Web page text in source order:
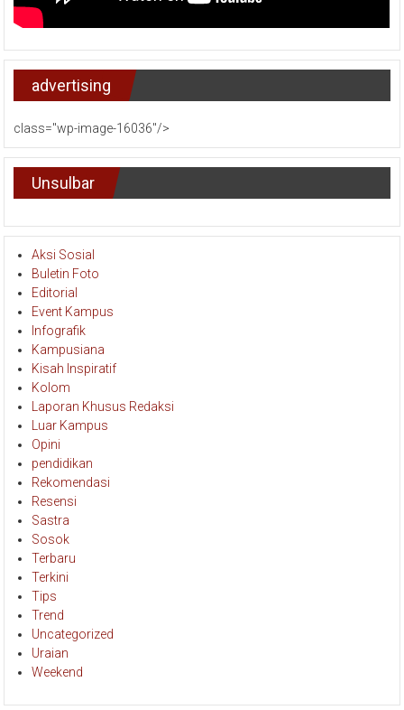
advertising
class="wp-image-16036"/>
Unsulbar
Aksi Sosial
Buletin Foto
Editorial
Event Kampus
Infografik
Kampusiana
Kisah Inspiratif
Kolom
Laporan Khusus Redaksi
Luar Kampus
Opini
pendidikan
Rekomendasi
Resensi
Sastra
Sosok
Terbaru
Terkini
Tips
Trend
Uncategorized
Uraian